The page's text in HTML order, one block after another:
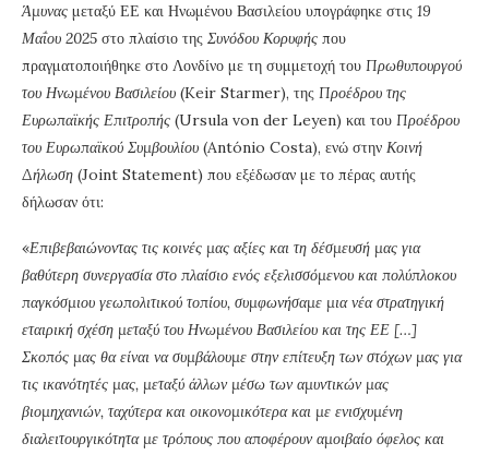
Άμυνας μεταξύ ΕΕ και Ηνωμένου Βασιλείου υπογράφηκε στις 19
Μαΐου 2025 στο πλαίσιο της Συνόδου Κορυφής που
πραγματοποιήθηκε στο Λονδίνο με τη συμμετοχή του Πρωθυπουργού
του Ηνωμένου Βασιλείου (Keir Starmer), της Προέδρου της
Ευρωπαϊκής Επιτροπής (Ursula von der Leyen) και του Προέδρου
του Ευρωπαϊκού Συμβουλίου (António Costa), ενώ στην Κοινή
Δήλωση (Joint Statement) που εξέδωσαν με το πέρας αυτής
δήλωσαν ότι:
«Επιβεβαιώνοντας τις κοινές μας αξίες και τη δέσμευσή μας για
βαθύτερη συνεργασία στο πλαίσιο ενός εξελισσόμενου και πολύπλοκου
παγκόσμιου γεωπολιτικού τοπίου, συμφωνήσαμε μια νέα στρατηγική
εταιρική σχέση μεταξύ του Ηνωμένου Βασιλείου και της ΕΕ […]
Σκοπός μας θα είναι να συμβάλουμε στην επίτευξη των στόχων μας για
τις ικανότητές μας, μεταξύ άλλων μέσω των αμυντικών μας
βιομηχανιών, ταχύτερα και οικονομικότερα και με ενισχυμένη
διαλειτουργικότητα με τρόπους που αποφέρουν αμοιβαίο όφελος και